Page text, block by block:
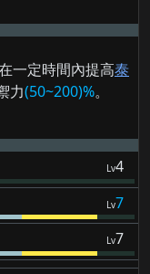
一定時間內提高泰
力(50~200)%。
Lv4
Lv7
Lv7